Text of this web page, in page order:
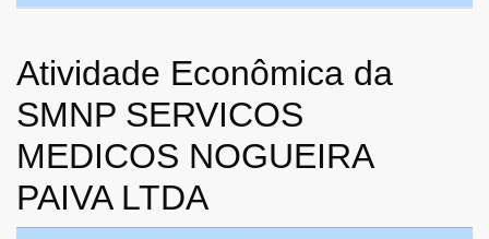
Atividade Econômica da
SMNP SERVICOS
MEDICOS NOGUEIRA
PAIVA LTDA